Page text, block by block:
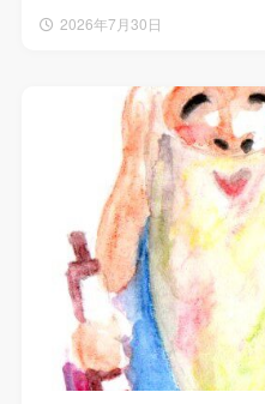
2026年7月30日